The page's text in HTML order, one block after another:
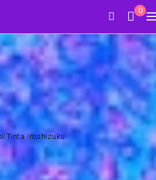
0
Tinta Iroshizuku